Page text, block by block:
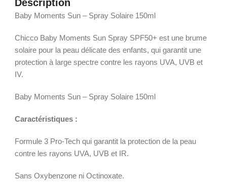
Description
Baby Moments Sun – Spray Solaire 150ml
Chicco Baby Moments Sun Spray SPF50+ est une brume
solaire pour la peau délicate des enfants, qui garantit une
protection à large spectre contre les rayons UVA, UVB et
IV.
Baby Moments Sun – Spray Solaire 150ml
Caractéristiques :
Formule 3 Pro-Tech qui garantit la protection de la peau
contre les rayons UVA, UVB et IR.
Sans Oxybenzone ni Octinoxate.